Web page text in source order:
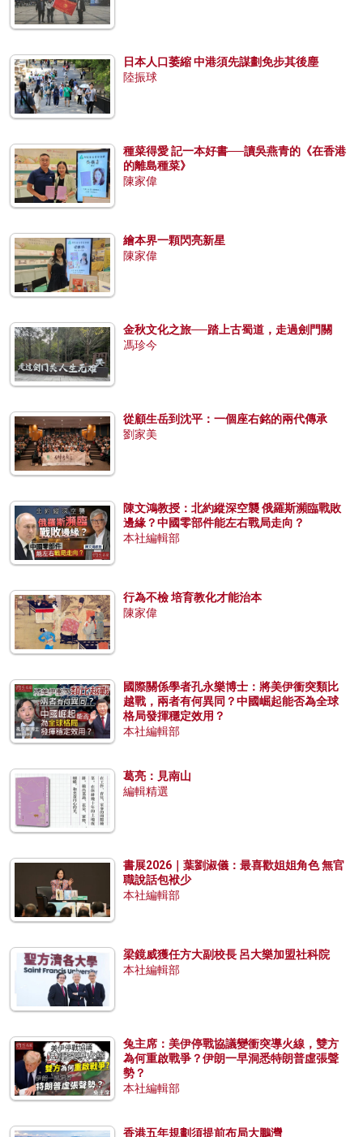
日本人口萎縮 中港須先謀劃免步其後塵
陸振球
種菜得愛 記一本好書──讀吳燕青的《在香港
的離島種菜》
陳家偉
繪本界一顆閃亮新星
陳家偉
金秋文化之旅──踏上古蜀道，走過劍門關
馮珍今
從顧生岳到沈平：一個座右銘的兩代傳承
劉家美
陳文鴻教授：北約縱深空襲 俄羅斯瀕臨戰敗
邊緣？中國零部件能左右戰局走向？
本社編輯部
行為不檢 培育教化才能治本
陳家偉
國際關係學者孔永樂博士：將美伊衝突類比
越戰，兩者有何異同？中國崛起能否為全球
格局發揮穩定效用？
本社編輯部
葛亮：見南山
編輯精選
書展2026｜葉劉淑儀：最喜歡姐姐角色 無官
職說話包袱少
本社編輯部
梁鏡威獲任方大副校長 呂大樂加盟社科院
本社編輯部
兔主席：美伊停戰協議變衝突導火線，雙方
為何重啟戰爭？伊朗一早洞悉特朗普虛張聲
勢？
本社編輯部
香港五年規劃須提前布局大鵬灣